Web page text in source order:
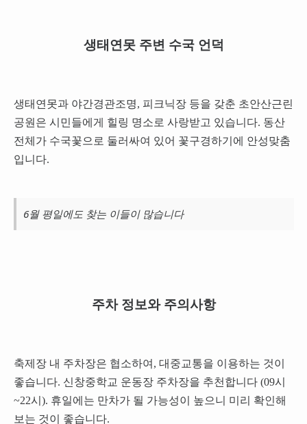
생태연못 주변 수국 언덕
생태연못과 야간경관조명, 피크닉장 등을 갖춘 초안산근린
공원은 시민들에게 힐링 명소로 사랑받고 있습니다. 동산
전체가 수국꽃으로 둘러싸여 있어 꽃구경하기에 안성맞춤
입니다.
6월 평일에도 찾는 이들이 많습니다
주차 정보와 주의사항
축제장 내 주차장은 협소하여, 대중교통을 이용하는 것이
좋습니다. 신창중학교 운동장 주차장을 추천합니다 (09시
~22시). 휴일에는 만차가 될 가능성이 높으니 미리 확인해
보는 것이 좋습니다.